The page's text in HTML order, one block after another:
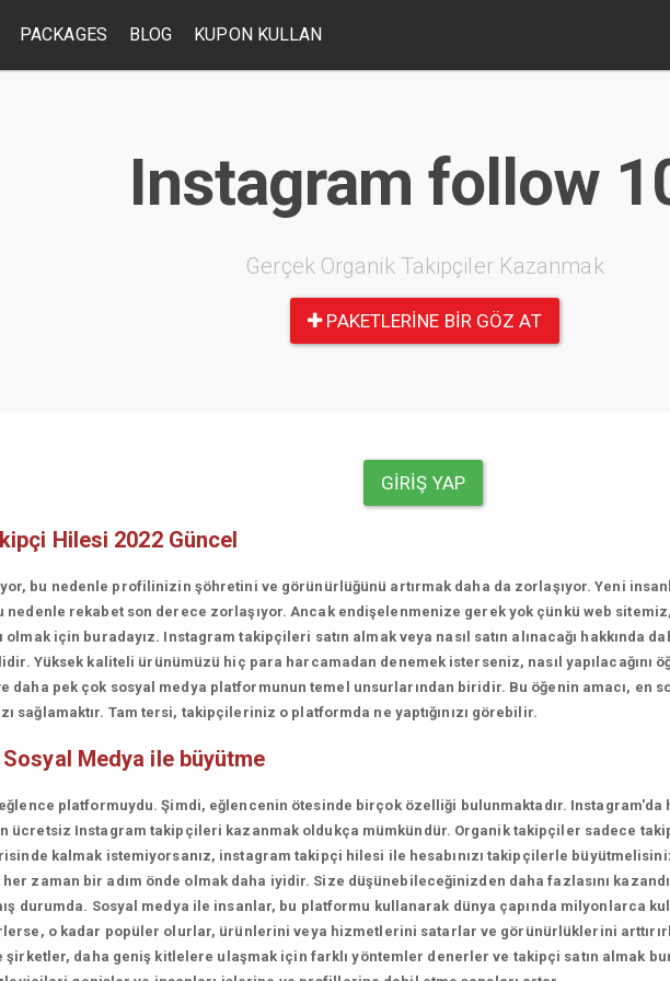
PACKAGES BLOG KUPON KULLAN
Instagram follow
Gerçek Organik Takipçiler Kazanmak
PAKETLERINE BIR GÖZ AT
GIRIŞ YAP
Hilesi 2022 Güncel
bu nedenle profilinizin şöhretini ve görünürlüğünü artırmak daha da zorlaşıyor. Yeni
nedenle rekabet son derece zorlaşıyor. Ancak endişelenmenize gerek yok çünkü web
için buradayız. Instagram takipçileri satın almak veya nasıl satın alınacağı hakkında
Yüksek kaliteli ürünümüzü hiç para harcamadan denemek isterseniz, nasıl yapılacağını
daha pek çok sosyal medya platformunun temel unsurlarından biridir. Bu öğenin amacı,
sağlamaktır. Tam tersi, takipçileriniz o platformda ne yaptığınızı görebilir.
Sosyal Medya ile büyütme
platformuydu. Şimdi, eğlencenin ötesinde birçok özelliği bulunmaktadır. Instagram'da
ücretsiz Instagram takipçileri kazanmak oldukça mümkündür. Organik takipçiler sadece
kalmak istemiyorsanız, instagram takipçi hilesi ile hesabınızı takipçilerle
zaman bir adım önde olmak daha iyidir. Size düşünebileceğinizden daha fazlasını
durumda. Sosyal medya ile insanlar, bu platformu kullanarak dünya çapında milyonlarca
o kadar popüler olurlar, ürünlerini veya hizmetlerini satarlar ve görünürlüklerini
daha geniş kitlelere ulaşmak için farklı yöntemler denerler ve takipçi satın almak